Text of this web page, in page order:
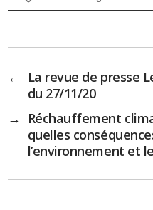
←
La revue de presse
du 27/11/20
→
Réchauffement
quelles
l’environnement et